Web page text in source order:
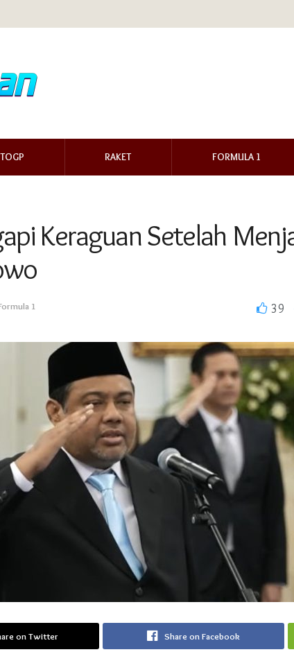
RAKET FORMULA 1
Keraguan Setelah
1 39
on Twitter Share on Facebook